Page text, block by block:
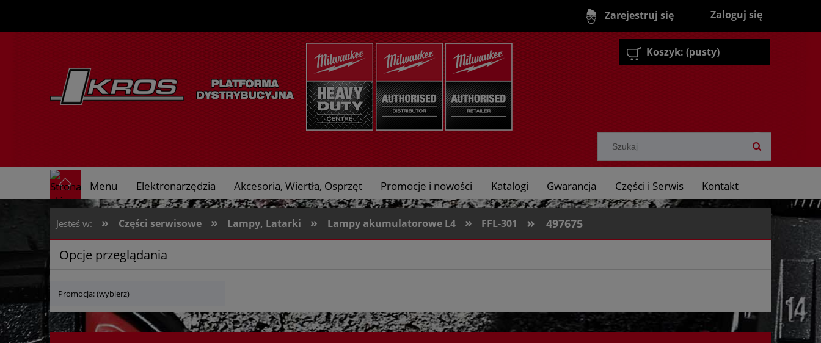
Zarejestruj się Zaloguj się
Koszyk: (pusty)
Menu Elektronarzędzia Akcesoria, Wiertła, Osprzęt Promocje i nowości Katalogi Gwarancja Części i Serwis Kontakt
O nas
Jesteś w: » Części serwisowe » Lampy, Latarki » Lampy akumulatorowe L4 » FFL-301 » 497675
Opcje przeglądania
Promocja: (wybierz)